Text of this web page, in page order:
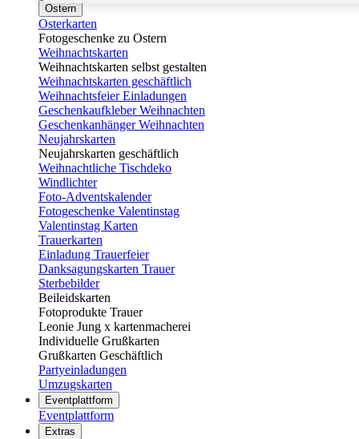
Ostern
Osterkarten
Fotogeschenke zu Ostern
Weihnachtskarten
Weihnachtskarten selbst gestalten
Weihnachtskarten geschäftlich
Weihnachtsfeier Einladungen
Geschenkaufkleber Weihnachten
Geschenkanhänger Weihnachten
Neujahrskarten
Neujahrskarten geschäftlich
Weihnachtliche Tischdeko
Windlichter
Foto-Adventskalender
Fotogeschenke Valentinstag
Valentinstag Karten
Trauerkarten
Einladung Trauerfeier
Danksagungskarten Trauer
Sterbebilder
Beileidskarten
Fotoprodukte Trauer
Leonie Jung x kartenmacherei
Individuelle Grußkarten
Grußkarten Geschäftlich
Partyeinladungen
Umzugskarten
Eventplattform
Eventplattform
Extras